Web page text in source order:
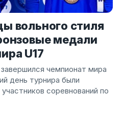
вольного стиля
медали
U17
чемпионат мира
день турнира были
соревнований по